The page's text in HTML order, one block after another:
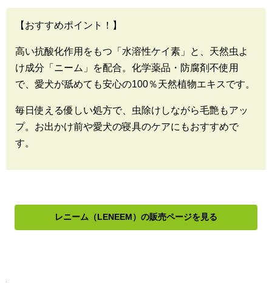
【おすすめポイント！】
高い抗酸化作用をもつ「水溶性ケイ素」と、天然虫よ
け成分「ニーム」を配合。化学薬品・防腐剤不使用
で、愛犬が舐めても安心の100％天然植物エキスです。
毎日使える優しい処方で、虫除けしながら毛艶もアッ
プ。お出かけ前や愛犬の寝具のケアにもおすすめで
す。
レニーム（LENEEM）の販売ページを見る